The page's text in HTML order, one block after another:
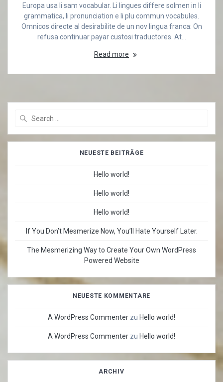
Europa usa li sam vocabular. Li lingues differe solmen in li
grammatica, li pronunciation e li plu commun vocabules.
Omnicos directe al desirabilite de un nov lingua franca: On
refusa continuar payar custosi traductores. At…
Read more
NEUESTE BEITRÄGE
Hello world!
Hello world!
Hello world!
If You Don’t Mesmerize Now, You’ll Hate Yourself Later.
The Mesmerizing Way to Create Your Own WordPress
Powered Website
NEUESTE KOMMENTARE
A WordPress Commenter zu Hello world!
A WordPress Commenter zu Hello world!
ARCHIV